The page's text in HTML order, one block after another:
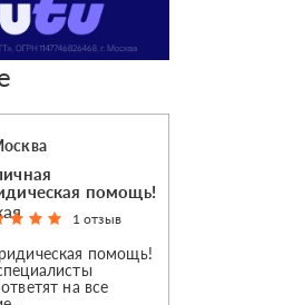
помощь!
1 отзыв
помощь!
на все